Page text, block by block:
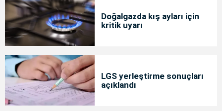
Doğalgazda kış ayları için
kritik uyarı
LGS yerleştirme sonuçları
açıklandı